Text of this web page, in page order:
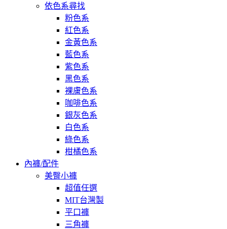
依色系尋找
粉色系
紅色系
金黃色系
藍色系
紫色系
黑色系
裸膚色系
咖啡色系
銀灰色系
白色系
綠色系
柑橘色系
內褲/配件
美臀小褲
超值任選
MIT台灣製
平口褲
三角褲